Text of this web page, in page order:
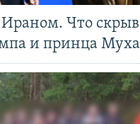
Что
и принца